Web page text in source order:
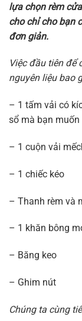
lựa chọn rèm
cho chỉ cho bạn
đơn giản.
Việc đầu tiên để
nguyên liệu bao
– 1 tấm vải có
sổ mà bạn muốn
– 1 cuộn vải
– 1 chiếc kéo
– Thanh rèm và
– 1 khăn bông
– Băng keo
– Ghim nút
Chúng ta cùng